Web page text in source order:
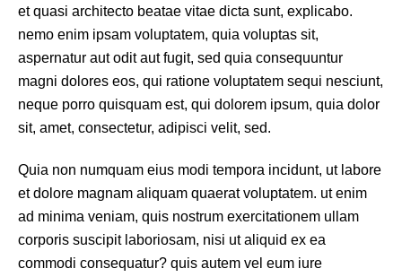
et quasi architecto beatae vitae dicta sunt, explicabo.
nemo enim ipsam voluptatem, quia voluptas sit,
aspernatur aut odit aut fugit, sed quia consequuntur
magni dolores eos, qui ratione voluptatem sequi nesciunt,
neque porro quisquam est, qui dolorem ipsum, quia dolor
sit, amet, consectetur, adipisci velit, sed.
Quia non numquam eius modi tempora incidunt, ut labore
et dolore magnam aliquam quaerat voluptatem. ut enim
ad minima veniam, quis nostrum exercitationem ullam
corporis suscipit laboriosam, nisi ut aliquid ex ea
commodi consequatur? quis autem vel eum iure